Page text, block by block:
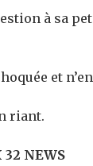
à sa
et
riant.
32 NEWS